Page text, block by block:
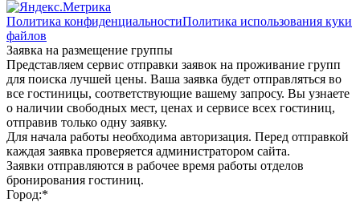
Политика конфиденциальностиПолитика использования куки
файлов
Заявка на размещение группы
Представляем сервис отправки заявок на проживание групп
для поиска лучшей цены. Ваша заявка будет отправляться во
все гостиницы, соответствующие вашему запросу. Вы узнаете
о наличии свободных мест, ценах и сервисе всех гостиниц,
отправив только одну заявку.
Для начала работы необходима авторизация. Перед отправкой
каждая заявка проверяется администратором сайта.
Заявки отправляются в рабочее время работы отделов
бронирования гостиниц.
Город:*